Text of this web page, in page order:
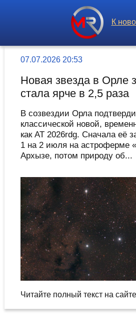
К
07.07.2026 20:53
Новая звезда в Орле
стала ярче в 2,5 раза
В созвездии Орла
классической новой,
как AT 2026rdg. Сначала её
1 на 2 июля на астроферме
Архызе, потом природу об...
Читайте полный текст на сайте